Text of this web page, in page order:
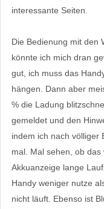
interessante Seiten.
Die Bedienung mit den
könnte ich mich dran
gut, ich muss das
hängen. Dann aber
% die Ladung
gemeldet und den
indem ich nach völliger
mal. Mal sehen, ob
Akkuanzeige lange
Handy weniger nutze
nicht läuft. Ebenso ist